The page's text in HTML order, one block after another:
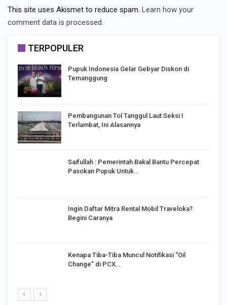
This site uses Akismet to reduce spam. Learn how your
comment data is processed.
TERPOPULER
Pupuk Indonesia Gelar Gebyar Diskon di
Temanggung
Pembangunan Tol Tanggul Laut Seksi I
Terlambat, Ini Alasannya
Saifullah : Pemerintah Bakal Bantu Percepat
Pasokan Pupuk Untuk…
Ingin Daftar Mitra Rental Mobil Traveloka?
Begini Caranya
Kenapa Tiba-Tiba Muncul Notifikasi “Oil
Change” di PCX…